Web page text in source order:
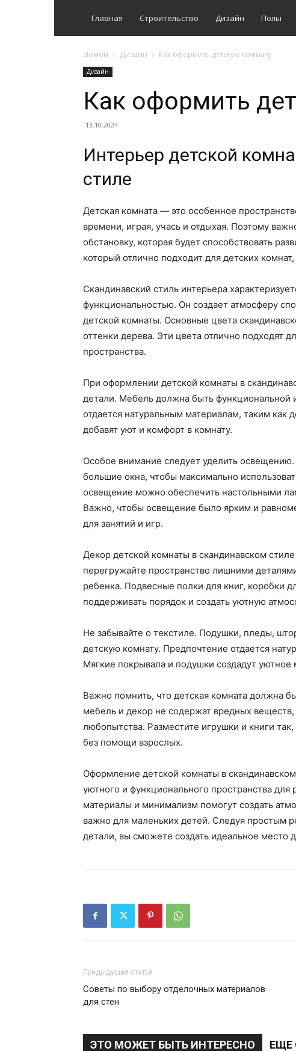
Главная Строительство Дизайн Полы
Домой Дизайн Как оформить детскую комнату
Дизайн
Как оформить
13.10.2024
Интерьер детской
стиле
Детская комната — это особенное
времени, играя, учась и отдыхая. Поэтому
обстановку, которая будет способствовать
который отлично подходит для детских
Скандинавский стиль интерьера
функциональностью. Он создает атмосферу
детской комнаты. Основные цвета
оттенки дерева. Эти цвета отлично подходят
пространства.
При оформлении детской комнаты в
детали. Мебель должна быть функциональной
отдается натуральным материалам, таким как
добавят уют и комфорт в комнату.
Особое внимание следует уделить
большие окна, чтобы максимально
освещение можно обеспечить настольными
Важно, чтобы освещение было ярким и
для занятий и игр.
Декор детской комнаты в скандинавском
перегружайте пространство лишними
ребенка. Подвесные полки для книг, коробки
поддерживать порядок и создать уютную
Не забывайте о текстиле. Подушки, пледы,
детскую комнату. Предпочтение отдается
Мягкие покрывала и подушки создадут уютное
Важно помнить, что детская комната должна
мебель и декор не содержат вредных
любопытства. Разместите игрушки и книги
без помощи взрослых.
Оформление детской комнаты в
уютного и функционального пространства
материалы и минимализм помогут создать
важно для маленьких детей. Следуя простым
детали, вы сможете создать идеальное место
Предыдущая статья
Советы по выбору отделочных материалов
для стен
ЭТО МОЖЕТ БЫТЬ ИНТЕРЕСНО ЕЩЕ